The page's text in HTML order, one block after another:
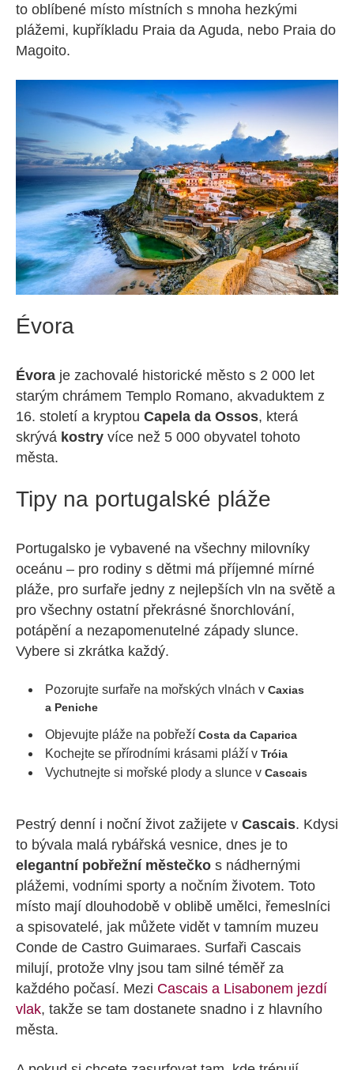
to oblíbené místo místních s mnoha hezkými
plážemi, kupříkladu Praia da Aguda, nebo Praia do
Magoito.
Évora
Évora je zachovalé historické město s 2 000 let
starým chrámem Templo Romano, akvaduktem z
16. století a kryptou Capela da Ossos, která
skrývá kostry více než 5 000 obyvatel tohoto
města.
Tipy na portugalské pláže
Portugalsko je vybavené na všechny milovníky
oceánu – pro rodiny s dětmi má příjemné mírné
pláže, pro surfaře jedny z nejlepších vln na světě a
pro všechny ostatní překrásné šnorchlování,
potápění a nezapomenutelné západy slunce.
Vybere si zkrátka každý.
Pozorujte surfaře na mořských vlnách v Caxias
a Peniche
Objevujte pláže na pobřeží Costa da Caparica
Kochejte se přírodními krásami pláží v Tróia
Vychutnejte si mořské plody a slunce v Cascais
Pestrý denní i noční život zažijete v Cascais. Kdysi
to bývala malá rybářská vesnice, dnes je to
elegantní pobřežní městečko s nádhernými
plážemi, vodními sporty a nočním životem. Toto
místo mají dlouhodobě v oblibě umělci, řemeslníci
a spisovatelé, jak můžete vidět v tamním muzeu
Conde de Castro Guimaraes. Surfaři Cascais
milují, protože vlny jsou tam silné téměř za
každého počasí. Mezi Cascais a Lisabonem jezdí
vlak, takže se tam dostanete snadno i z hlavního
města.